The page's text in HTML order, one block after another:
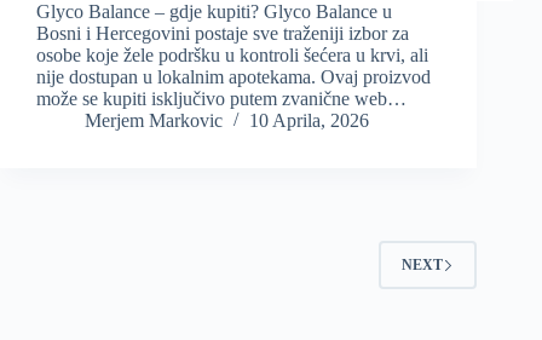
Glyco Balance – gdje kupiti? Glyco Balance u
Bosni i Hercegovini postaje sve traženiji izbor za
osobe koje žele podršku u kontroli šećera u krvi, ali
nije dostupan u lokalnim apotekama. Ovaj proizvod
može se kupiti isključivo putem zvanične web…
Merjem Markovic
10 Aprila, 2026
NEXT